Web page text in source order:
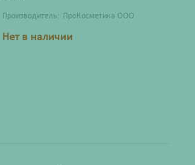
Производитель: ПроКосметика ООО
Нет в наличии